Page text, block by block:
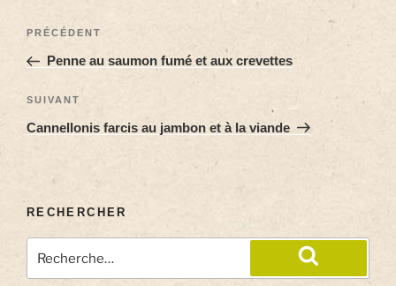
PRÉCÉDENT
Penne au saumon fumé et aux crevettes
SUIVANT
Cannellonis farcis au jambon et à la viande
RECHERCHER